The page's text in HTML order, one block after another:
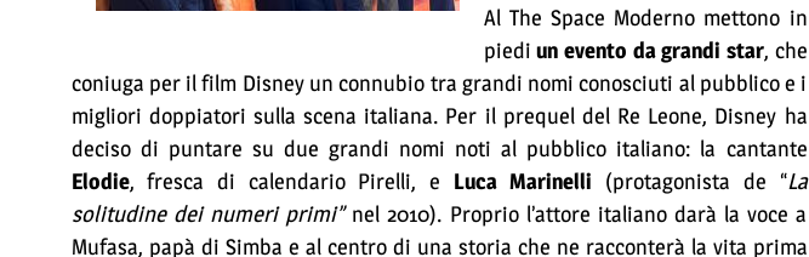
Al The Space Moderno mettono in
piediun evento da grandi star, che
coniuga per il film Disney un connubio tra grandi nomi conosciuti al pubblico e i
migliori doppiatori sulla scena italiana. Per il prequel del Re Leone, Disney ha
deciso di puntare su due grandi nomi noti al pubblico italiano: la cantante
Elodie, fresca di calendario Pirelli, e Luca Marinelli (protagonista de “La
solitudine dei numeri primi”nel 2010). Proprio l’attore italiano darà la voce a
Mufasa, papà di Simba e al centro di una storia che ne racconterà la vita prima